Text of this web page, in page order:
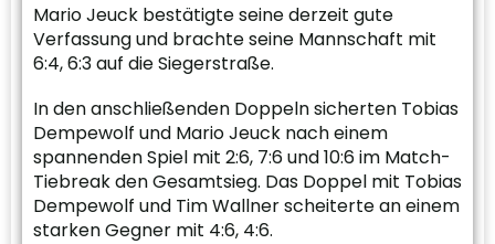
Mario Jeuck bestätigte seine derzeit gute
Verfassung und brachte seine Mannschaft mit
6:4, 6:3 auf die Siegerstraße.
In den anschließenden Doppeln sicherten Tobias
Dempewolf und Mario Jeuck nach einem
spannenden Spiel mit 2:6, 7:6 und 10:6 im Match-
Tiebreak den Gesamtsieg. Das Doppel mit Tobias
Dempewolf und Tim Wallner scheiterte an einem
starken Gegner mit 4:6, 4:6.